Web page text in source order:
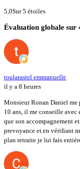
5,0Sur 5 étoiles
Évaluation globale sur
toularastel emmanuelle
il y a 8 heures
Monsieur Ronan Daniel me
10 ans, il me conseille
que son accompagnement
prevoyance et.en vérifiant
plan retraite je lui fais